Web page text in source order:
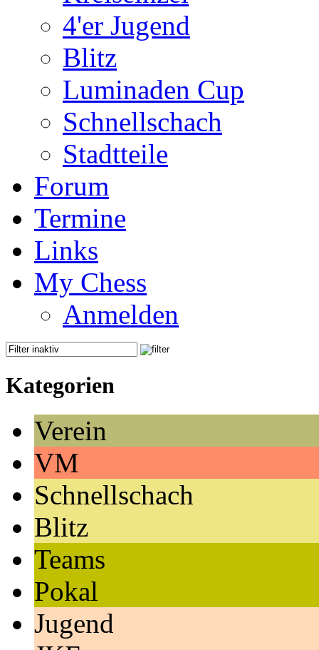
4'er Jugend
Blitz
Luminaden Cup
Schnellschach
Stadtteile
Forum
Termine
Links
My Chess
Anmelden
Kategorien
Verein
VM
Schnellschach
Blitz
Teams
Pokal
Jugend